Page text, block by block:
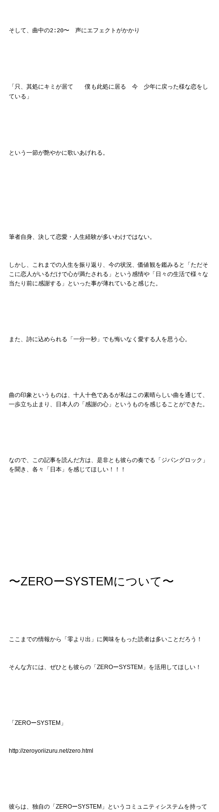
そして、曲中の2:20〜 声にエフェクトがかかり
「只、其処にキミが居て 僕も此処に居る 今 少年に戻った様な恋をし
ている」
という一節が艶やかに歌いあげれる。
筆者自身、決して恋愛・人生経験が多いわけではない。
しかし、これまでの人生を振り返り、今の状況、価値観を鑑みると「ただそ
こに恋人がいるだけで心が満たされる」という感情や「日々の生活で様々な
当たり前に感謝する」といった事が薄れていると感じた。
また、詩に込められる「一分一秒」でも悔いなく愛する人を思う心。
曲の印象というものは、十人十色であるが私はこの素晴らしい曲を通じて、
一歩立ち止まり、日本人の「感謝の心」というものを感じることができた。
なので、この記事を読んだ方は、是非とも彼らの奏でる「ジパングロック」
を聞き、各々「日本」を感じてほしい！！！
〜ZEROーSYSTEMについて〜
ここまでの情報から「零より出」に興味をもった読者は多いことだろう！
そんな方には、ぜひとも彼らの「ZEROーSYSTEM」を活用してほしい！
「ZEROーSYSTEM」
http://zeroyoriizuru.net/zero.html
彼らは、独自の「ZEROーSYSTEM」というコミュニティシステムを持って